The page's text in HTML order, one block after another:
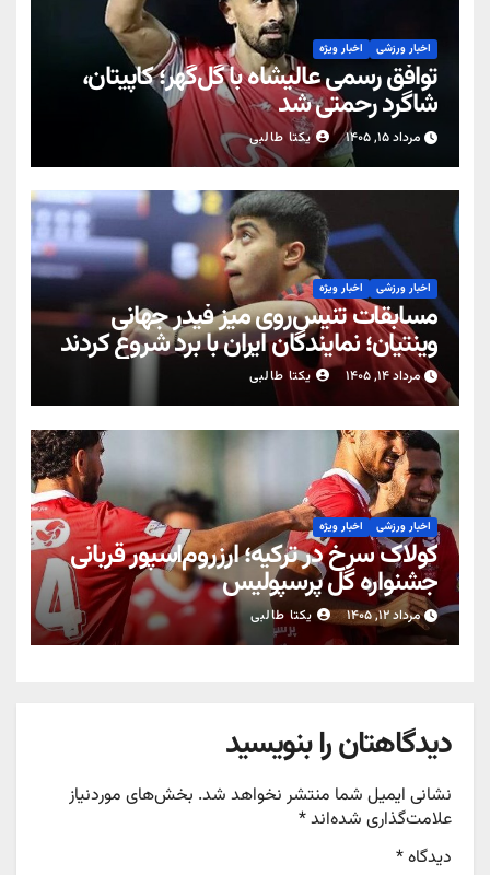
اخبار ورزشی اخبار ویژه
توافق رسمی عالیشاه با گل‌گهر؛ کاپیتان،
شاگرد رحمتی شد
مرداد ۱۵, ۱۴۰۵ یکتا طالبی
اخبار ورزشی اخبار ویژه
مسابقات تنیس‌روی میز فیدر جهانی
وینتیان؛ نمایندگان ایران با برد شروع کردند
مرداد ۱۴, ۱۴۰۵ یکتا طالبی
اخبار ورزشی اخبار ویژه
کولاک سرخ در ترکیه؛ ارزروم‌اسپور قربانی
جشنواره گل پرسپولیس
مرداد ۱۲, ۱۴۰۵ یکتا طالبی
دیدگاهتان را بنویسید
نشانی ایمیل شما منتشر نخواهد شد. بخش‌های موردنیاز
علامت‌گذاری شده‌اند*
دیدگاه*